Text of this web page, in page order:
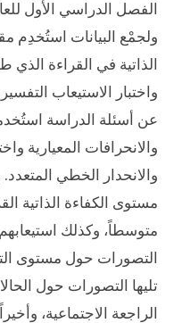
ولجمْع البيانات استُخدِم
واختبار الاستيعاب
عن أسئلة الدراسة
والانحرافات المعيارية
والانحدار الخطي
مستوى الكفاءة الذاتية
متوسطاً، وكذلك
التصورات حول مستوى
تليها التصورات حول
الراجعة الاجتماعية،